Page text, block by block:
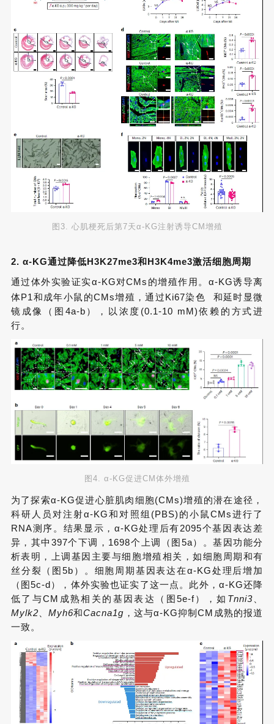
图3. 心肌梗死后第7天α-KG注射诱导CM增殖
2. α-KG通过降低H3K27me3和H3K4me3激活细胞周期
通过体外实验证实α-KG对CMs的增殖作用。α-KG诱导离
体P1和成年小鼠的CMs增殖，通过Ki67染色
和延时显微
镜成像（图4a-b），以浓度(0.1-10 mM)依赖的方式进
行。
图4. α-KG促进CM体外增殖
为了探索α-KG促进心脏肌肉细胞(CMs)增殖的潜在途径，
科研人员对注射α-KG和对照组(PBS)的小鼠CMs进行了
RNA测序。结果显示，α-KG处理后有2095个基因表达差
异，其中397个下调，1698个上调（图5a）。基因功能分
析表明，上调基因主要与细胞增殖相关，如细胞周期和有
丝分裂（图5b）。细胞周期基因表达在α-KG处理后增加
（图5c-d），体外实验也证实了这一点。此外，α-KG还降
低了与CM成熟相关的基因表达（图5e-f），如 Tnni3、
Mylk2 、Myh6和Cacna1g ，这与α-KG抑制CM成熟的报道
一致。